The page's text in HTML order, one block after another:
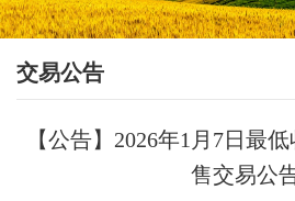
交易公告
【公告】2026年1月7日最
售交易公